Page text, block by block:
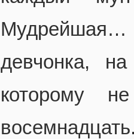
девчонка,
которому